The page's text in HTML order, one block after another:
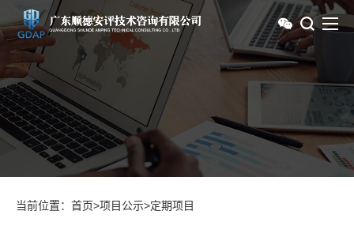
当前位置： 首页>项目公示>定期项目